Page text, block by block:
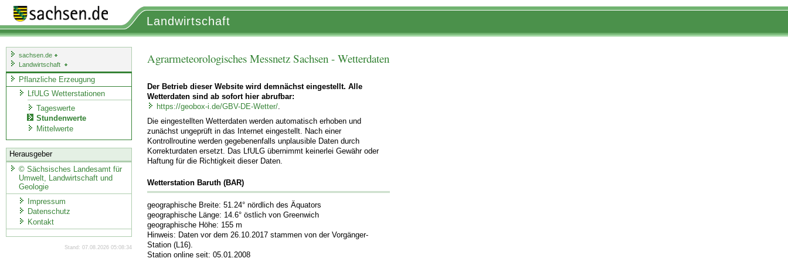
Landwirtschaft
sachsen.de
Landwirtschaft
Pflanzliche Erzeugung
LfULG Wetterstationen
Tageswerte
Stundenwerte
Mittelwerte
Herausgeber
©Sächsisches Landesamt für
Umwelt, Landwirtschaft und
Geologie
Impressum
Datenschutz
Kontakt
Stand: 07.08.2026 05:08:34
Agrarmeteorologisches Messnetz Sachsen - Wetterdaten
Der Betrieb dieser Website wird demnächst eingestellt. Alle
Wetterdaten sind ab sofort hier abrufbar:
https://geobox-i.de/GBV-DE-Wetter/.
Die eingestellten Wetterdaten werden automatisch erhoben und
zunächst ungeprüft in das Internet eingestellt. Nach einer
Kontrollroutine werden gegebenenfalls unplausible Daten durch
Korrekturdaten ersetzt. Das LfULG übernimmt keinerlei Gewähr oder
Haftung für die Richtigkeit dieser Daten.
Wetterstation Baruth (BAR)
geographische Breite: 51.24° nördlich des Äquators
geographische Länge: 14.6° östlich von Greenwich
geographische Höhe: 155 m
Hinweis: Daten vor dem 26.10.2017 stammen von der Vorgänger-
Station (L16).
Station online seit: 05.01.2008